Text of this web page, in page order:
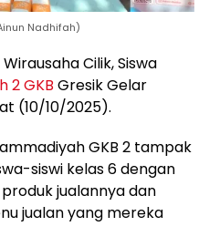
Nadhifah)
Cilik, Siswa
2 GKB Gresik Gelar
(10/10/2025).
GKB 2 tampak
siswi kelas 6 dengan
jualannya dan
jualan yang mereka